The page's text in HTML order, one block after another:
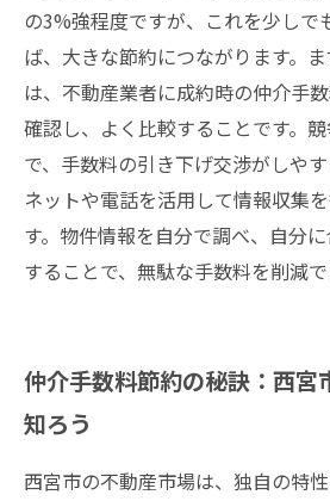
の3%強程度ですが、これを少しで
ば、大きな節約につながります。
は、不動産業者に成約時の仲介手
確認し、よく比較することです。
で、手数料の引き下げ交渉がしやす
ネットや電話を活用して情報収集
す。物件情報を自分で調べ、自分
することで、無駄な手数料を削減で
仲介手数料節約の秘訣：西宮
知ろう
西宮市の不動産市場は、独自の特